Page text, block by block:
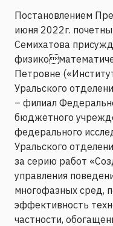
Постановлением
июня 2022г.
Семихатова
Петровне
Уральского
– филиал
бюджетного
федерального
Уральского
за серию работ
управления
многофазных сред,
эффективность
частности,